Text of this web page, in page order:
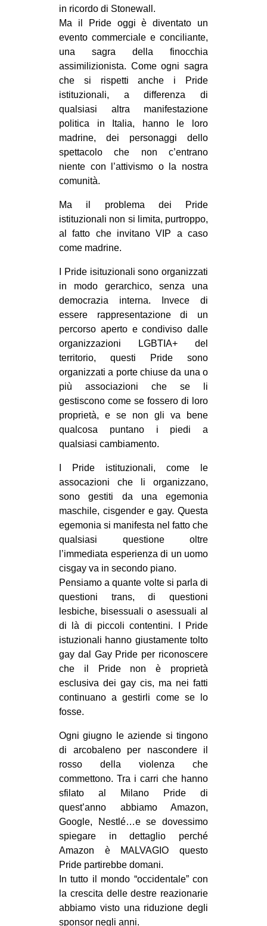
in ricordo di Stonewall.
Ma il Pride oggi è diventato un
evento commerciale e conciliante,
una sagra della finocchia
assimilizionista. Come ogni sagra
che si rispetti anche i Pride
istituzionali, a differenza di
qualsiasi altra manifestazione
politica in Italia, hanno le loro
madrine, dei personaggi dello
spettacolo che non c’entrano
niente con l’attivismo o la nostra
comunità.
Ma il problema dei Pride
istituzionali non si limita, purtroppo,
al fatto che invitano VIP a caso
come madrine.
I Pride isituzionali sono organizzati
in modo gerarchico, senza una
democrazia interna. Invece di
essere rappresentazione di un
percorso aperto e condiviso dalle
organizzazioni LGBTIA+ del
territorio, questi Pride sono
organizzati a porte chiuse da una o
più associazioni che se li
gestiscono come se fossero di loro
proprietà, e se non gli va bene
qualcosa puntano i piedi a
qualsiasi cambiamento.
I Pride istituzionali, come le
assocazioni che li organizzano,
sono gestiti da una egemonia
maschile, cisgender e gay. Questa
egemonia si manifesta nel fatto che
qualsiasi questione oltre
l’immediata esperienza di un uomo
cisgay va in secondo piano.
Pensiamo a quante volte si parla di
questioni trans, di questioni
lesbiche, bisessuali o asessuali al
di là di piccoli contentini. I Pride
istuzionali hanno giustamente tolto
gay dal Gay Pride per riconoscere
che il Pride non è proprietà
esclusiva dei gay cis, ma nei fatti
continuano a gestirli come se lo
fosse.
Ogni giugno le aziende si tingono
di arcobaleno per nascondere il
rosso della violenza che
commettono. Tra i carri che hanno
sfilato al Milano Pride di
quest’anno abbiamo Amazon,
Google, Nestlé…e se dovessimo
spiegare in dettaglio perché
Amazon è MALVAGIO questo
Pride partirebbe domani.
In tutto il mondo “occidentale” con
la crescita delle destre reazionarie
abbiamo visto una riduzione degli
sponsor negli anni.